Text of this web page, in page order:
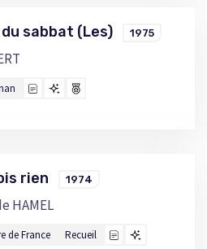
sabbat (Les) 1975
rien 1974
HAMEL
de France Recueil